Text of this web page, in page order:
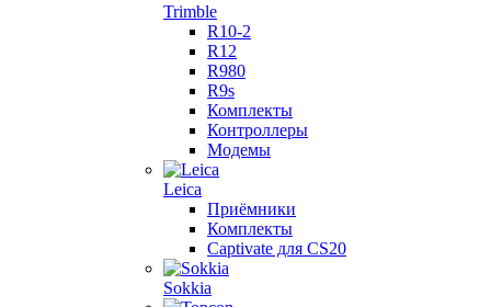
Trimble
R10-2
R12
R980
R9s
Комплекты
Контроллеры
Модемы
Leica
Приёмники
Комплекты
Captivate для CS20
Sokkia